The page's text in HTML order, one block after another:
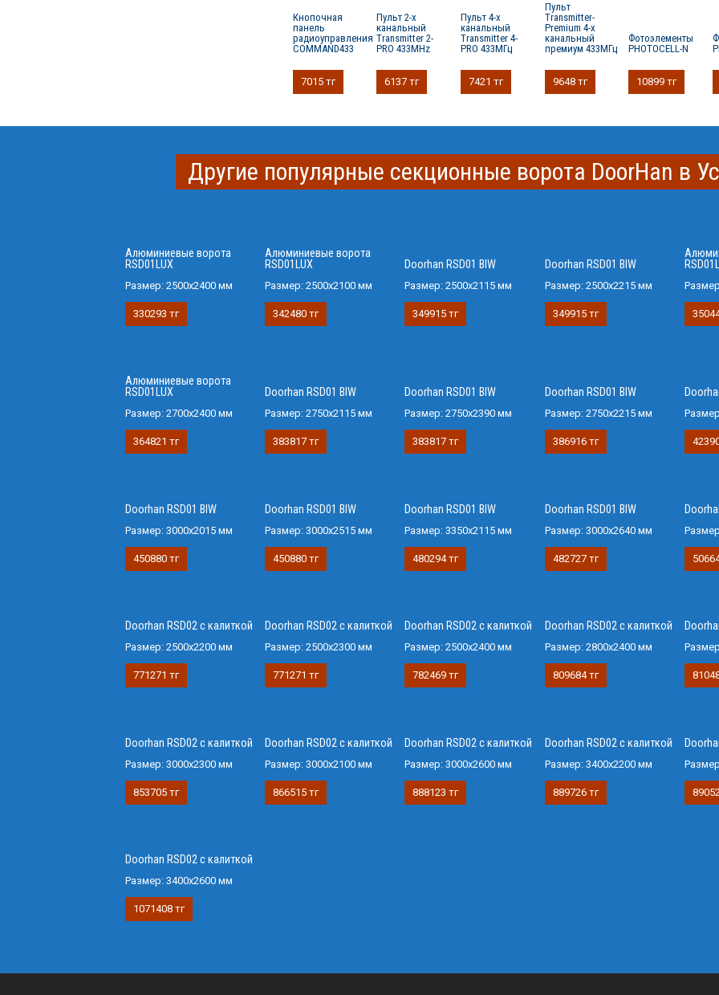
Кнопочная
панель
радиоуправления
COMMAND433
7015 тг
Пульт 2-х
канальный
Transmitter 2-
PRO 433MHz
6137 тг
Пульт 4-х
канальный
Transmitter 4-
PRO 433МГц
7421 тг
Пульт
Transmitter-
Premium 4-х
канальный
премиум 433МГц
9648 тг
Фотоэлементы
PHOTOCELL-N
10899 тг
Другие популярные секционные ворота DoorHan в
Алюминиевые ворота
RSD01LUX
Размер: 2500x2400 мм
330293 тг
Алюминиевые ворота
RSD01LUX
Размер:2500x2100 мм
342480 тг
Doorhan RSD01 BIW
Размер:2500х2115 мм
349915 тг
Doorhan RSD01 BIW
Размер: 2500х2215 мм
349915 тг
Алюминиевые ворота
RSD01LUX
Размер: 2700x2400 мм
364821 тг
Doorhan RSD01 BIW
Размер:2750х2115 мм
383817 тг
Doorhan RSD01 BIW
Размер:2750х2390 мм
383817 тг
Doorhan RSD01 BIW
Размер: 2750х2215 мм
386916 тг
Doorhan RSD01 BIW
Размер: 3000х2015 мм
450880 тг
Doorhan RSD01 BIW
Размер:3000х2515 мм
450880 тг
Doorhan RSD01 BIW
Размер:3350х2115 мм
480294 тг
Doorhan RSD01 BIW
Размер: 3000х2640 мм
482727 тг
Doorhan RSD02 с калиткой
Размер: 2500х2200 мм
771271 тг
Doorhan RSD02 с калиткой
Размер:2500х2300 мм
771271 тг
Doorhan RSD02 с калиткой
Размер:2500х2400 мм
782469 тг
Doorhan RSD02 с калиткой
Размер: 2800х2400 мм
809684 тг
Doorhan RSD02 с калиткой
Размер: 3000х2300 мм
853705 тг
Doorhan RSD02 с калиткой
Размер:3000х2100 мм
866515 тг
Doorhan RSD02 с калиткой
Размер:3000х2600 мм
888123 тг
Doorhan RSD02 с калиткой
Размер: 3400х2200 мм
889726 тг
Doorhan RSD02 с калиткой
Размер: 3400х2600 мм
1071408 тг